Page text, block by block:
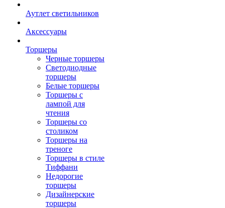
Аутлет светильников
Аксессуары
Торшеры
Черные торшеры
Светодиодные
торшеры
Белые торшеры
Торшеры с
лампой для
чтения
Торшеры со
столиком
Торшеры на
треноге
Торшеры в стиле
Тиффани
Недорогие
торшеры
Дизайнерские
торшеры